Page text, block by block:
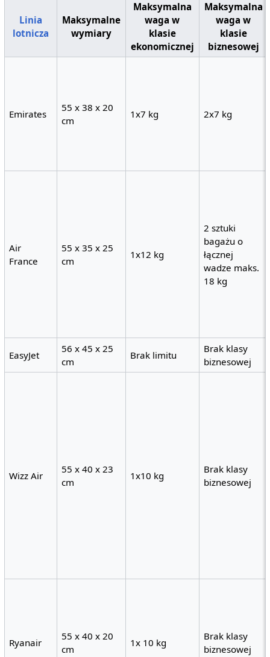
Linia
lotnicza
Maksymalne
wymiary
Maksymalna
waga w
klasie
ekonomicznej
Maksymalna
waga w
klasie
biznesowej
Emirates
55 x 38 x 20
cm
1x7 kg 2x7 kg
Air
France
55 x 35 x 25
cm
1x12 kg
2 sztuki
bagażu o
łącznej
wadze maks.
18 kg
EasyJet
56 x 45 x 25
cm
Brak limitu
Brak klasy
biznesowej
Wizz Air
55 x 40 x 23
cm
1x10 kg
Brak klasy
biznesowej
Ryanair
55 x 40 x 20
cm
1x 10 kg
Brak klasy
biznesowej